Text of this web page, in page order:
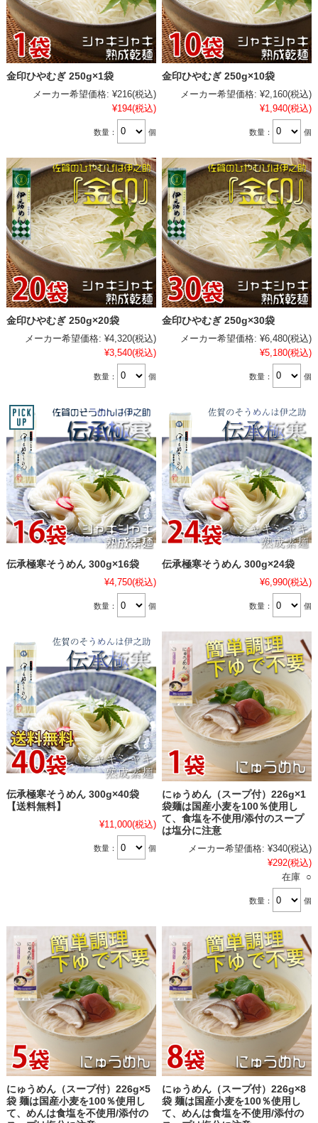
金印ひやむぎ 250g×1袋
メーカー希望価格: ¥216(税込)
¥194(税込)
数量： 個
金印ひやむぎ 250g×10袋
メーカー希望価格: ¥2,160(税込)
¥1,940(税込)
数量： 個
金印ひやむぎ 250g×20袋
メーカー希望価格: ¥4,320(税込)
¥3,540(税込)
数量： 個
金印ひやむぎ 250g×30袋
メーカー希望価格: ¥6,480(税込)
¥5,180(税込)
数量： 個
伝承極寒そうめん 300g×16袋
¥4,750(税込)
数量： 個
伝承極寒そうめん 300g×24袋
¥6,990(税込)
数量： 個
伝承極寒そうめん 300g×40袋
【送料無料】
¥11,000(税込)
数量： 個
にゅうめん（スープ付）226g×1
袋麺は国産小麦を100％使用し
て、食塩を不使用/添付のスープ
は塩分に注意
メーカー希望価格: ¥340(税込)
¥292(税込)
在庫 ○
数量： 個
にゅうめん（スープ付）226g×5
袋 麺は国産小麦を100％使用し
て、めんは食塩を不使用/添付の
にゅうめん（スープ付）226g×8
袋 麺は国産小麦を100％使用し
て、めんは食塩を不使用/添付の